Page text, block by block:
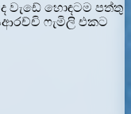
වැඩේ හොඳටම පත්තු
ෆැමිලි එකට